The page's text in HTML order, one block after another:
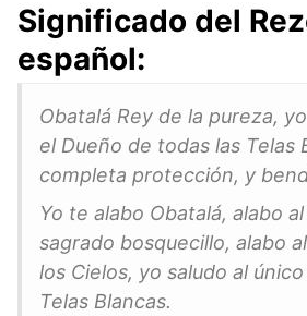
Significado del
español:
Obatalá Rey de la pureza,
el Dueño de todas las Telas
completa protección, y
Yo te alabo Obatalá, alabo
sagrado bosquecillo, alabo
los Cielos, yo saludo al
Telas Blancas.